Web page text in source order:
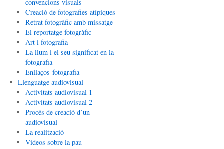
Creació de fotografies atípiques
Retrat fotogràfic amb missatge
El reportatge fotogràfic
Art i fotografia
La llum i el seu significat en la
fotografia
Enllaços-fotografia
Llenguatge audiovisual
Activitats audiovisual 1
Activitats audiovisual 2
Procés de creació d’un
audiovisual
La realització
Vídeos sobre la pau